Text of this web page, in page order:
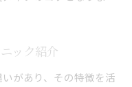
ック紹介
があり、その特徴を活